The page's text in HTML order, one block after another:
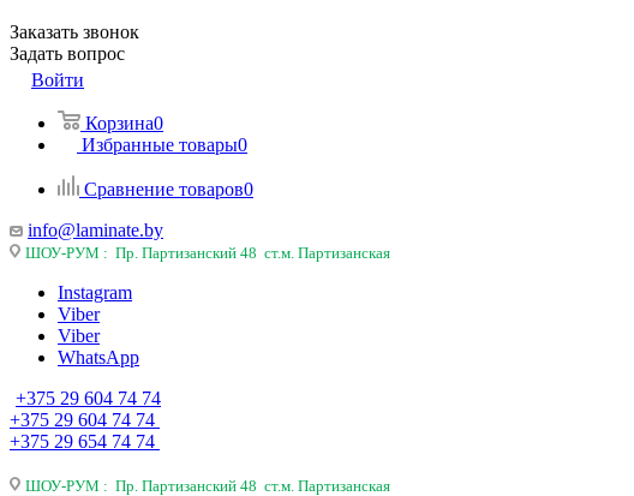
Заказать звонок
Задать вопрос
Войти
Корзина0
Избранные товары0
Сравнение товаров0
info@laminate.by
ШОУ-РУМ : Пр. Партизанский 48 ст.м. Партизанская
Instagram
Viber
Viber
WhatsApp
+375 29 604 74 74
+375 29 604 74 74
+375 29 654 74 74
ШОУ-РУМ : Пр. Партизанский 48 ст.м. Партизанская